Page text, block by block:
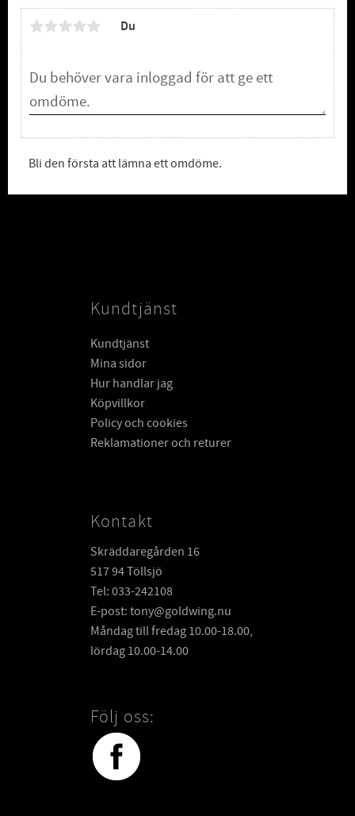
Du
Bli den första att lämna ett omdöme.
Kundtjänst
Kundtjänst
Mina sidor
Hur handlar jag
Köpvillkor
Policy och cookies
Reklamationer och returer
Kontakt
Skräddaregården 16
517 94 Töllsjö
Tel: 033-242108
E-post: tony@goldwing.nu
Måndag till fredag 10.00-18.00,
lördag 10.00-14.00
Följ oss: